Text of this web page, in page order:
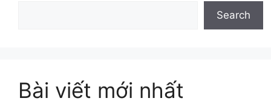
Search
Bài viết mới nhất